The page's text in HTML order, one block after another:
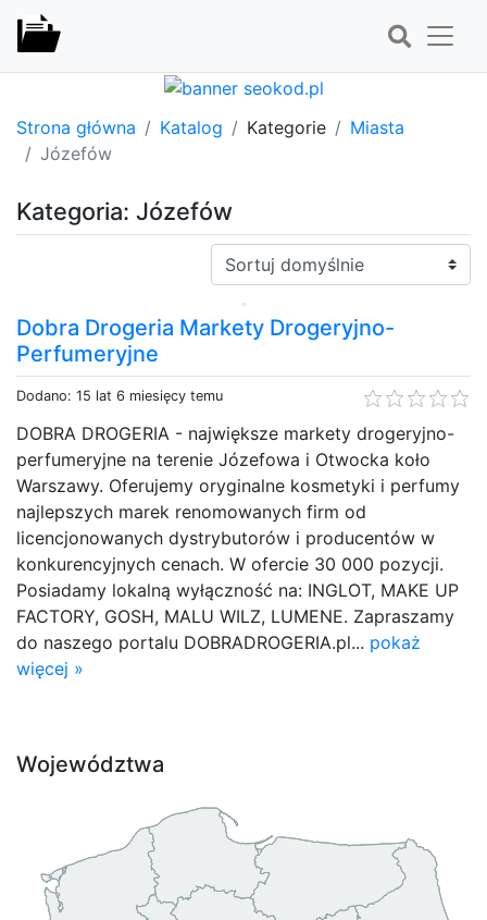
Strona główna Katalog Kategorie
Miasta
Józefów
Kategoria: Józefów
Sortuj:
Dobra Drogeria Markety Drogeryjno-
Perfumeryjne
Dodano: 15 lat 6 miesięcy temu
DOBRA DROGERIA - największe markety drogeryjno-
perfumeryjne na terenie Józefowa i Otwocka koło
Warszawy. Oferujemy oryginalne kosmetyki i perfumy
najlepszych marek renomowanych firm od
licencjonowanych dystrybutorów i producentów w
konkurencyjnych cenach. W ofercie 30 000 pozycji.
Posiadamy lokalną wyłączność na: INGLOT, MAKE UP
FACTORY, GOSH, MALU WILZ, LUMENE. Zapraszamy
do naszego portalu DOBRADROGERIA.pl... pokaż
więcej »
Województwa